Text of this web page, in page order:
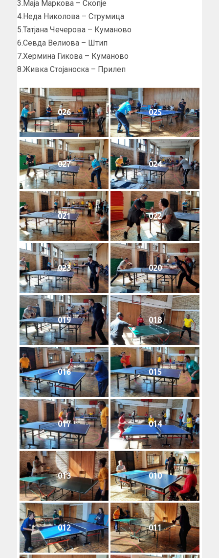
3.Маја Маркова – Скопје
4.Неда Николова – Струмица
5.Татјана Чечерова – Куманово
6.Севда Велиова – Штип
7.Хермина Гикова – Куманово
8.Живка Стојаноска – Прилеп
026 025
027 024
021 022
023 020
019 018
016 015
017 014
013 010
012 011